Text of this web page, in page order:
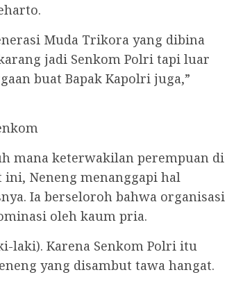
Muda Trikora yang dibina
jadi Senkom Polri tapi luar
buat Bapak Kapolri juga,”
mana keterwakilan perempuan di
Neneng menanggapi hal
Ia berseloroh bahwa organisasi
oleh kaum pria.
laki). Karena Senkom Polri itu
yang disambut tawa hangat.